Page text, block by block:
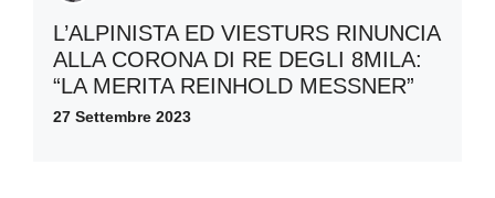
L’ALPINISTA ED VIESTURS RINUNCIA
ALLA CORONA DI RE DEGLI 8MILA:
“LA MERITA REINHOLD MESSNER”
27 Settembre 2023